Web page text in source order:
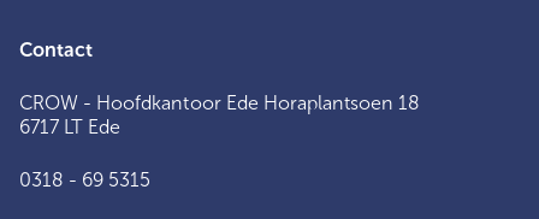
Contact
CROW - Hoofdkantoor Ede Horaplantsoen 18
6717 LT Ede
0318 - 69 5315